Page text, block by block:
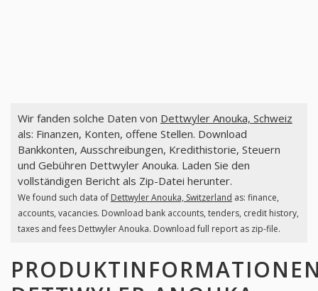
Wir fanden solche Daten von Dettwyler Anouka, Schweiz
als: Finanzen, Konten, offene Stellen. Download
Bankkonten, Ausschreibungen, Kredithistorie, Steuern
und Gebühren Dettwyler Anouka. Laden Sie den
vollständigen Bericht als Zip-Datei herunter.
We found such data of Dettwyler Anouka, Switzerland as: finance,
accounts, vacancies. Download bank accounts, tenders, credit history,
taxes and fees Dettwyler Anouka. Download full report as zip-file.